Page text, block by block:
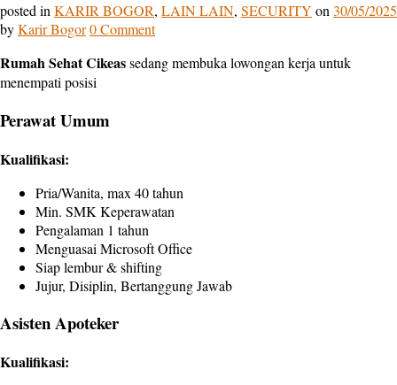
posted inKARIR BOGOR, LAIN LAIN, SECURITY on30/05/2025
byKarir Bogor0 Comment
Rumah Sehat Cikeassedang membuka lowongan kerja untuk
menempati posisi
Perawat Umum
Kualifikasi:
Pria/Wanita, max 40 tahun
Min. SMK Keperawatan
Pengalaman 1 tahun
Menguasai Microsoft Office
Siap lembur & shifting
Jujur, Disiplin, Bertanggung Jawab
Asisten Apoteker
Kualifikasi: